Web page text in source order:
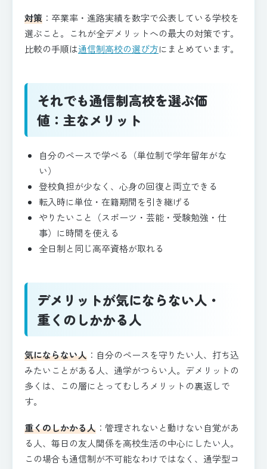
対策 ：卒業率・進路実績を数字で公表している学校を
選ぶこと。これが全デメリットへの最大の対策です。
比較の手順は通信制高校の選び方にまとめています。
それでも通信制高校を選ぶ価
値：主なメリット
自分のペースで学べる（単位制で学年留年がな
い）
登校負担が少なく、心身の回復と両立できる
転入時に単位・在籍期間を引き継げる
やりたいこと（スポーツ・芸能・受験勉強・仕
事）に時間を使える
全日制と同じ高卒資格が取れる
デメリットが気にならない人・
重くのしかかる人
気にならない人 ：自分のペースを守りたい人、打ち込
みたいことがある人、通学がつらい人。デメリットの
多くは、この層にとってむしろメリットの裏返しで
す。
重くのしかかる人 ：管理されないと動けない自覚があ
る人、毎日の友人関係を高校生活の中心にしたい人。
この場合も通信制が不可能なわけではなく、通学型コ